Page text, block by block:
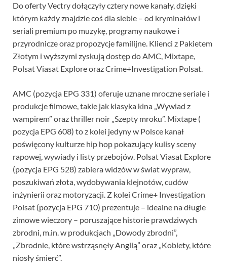
Do oferty Vectry dołączyły cztery nowe kanały, dzięki
którym każdy znajdzie coś dla siebie – od kryminałów i
seriali premium po muzykę, programy naukowe i
przyrodnicze oraz propozycje familijne. Klienci z Pakietem
Złotym i wyższymi zyskują dostęp do AMC, Mixtape,
Polsat Viasat Explore oraz Crime+Investigation Polsat.
AMC (pozycja EPG 331) oferuje uznane mroczne seriale i
produkcje filmowe, takie jak klasyka kina „Wywiad z
wampirem” oraz thriller noir „Szepty mroku”. Mixtape (
pozycja EPG 608) to z kolei jedyny w Polsce kanał
poświęcony kulturze hip hop pokazujący kulisy sceny
rapowej, wywiady i listy przebojów. Polsat Viasat Explore
(pozycja EPG 528) zabiera widzów w świat wypraw,
poszukiwań złota, wydobywania klejnotów, cudów
inżynierii oraz motoryzacji. Z kolei Crime+ Investigation
Polsat (pozycja EPG 710) prezentuje – idealne na długie
zimowe wieczory – poruszające historie prawdziwych
zbrodni, m.in. w produkcjach „Dowody zbrodni”,
„Zbrodnie, które wstrząsnęły Anglią” oraz „Kobiety, które
niosły śmierć”.